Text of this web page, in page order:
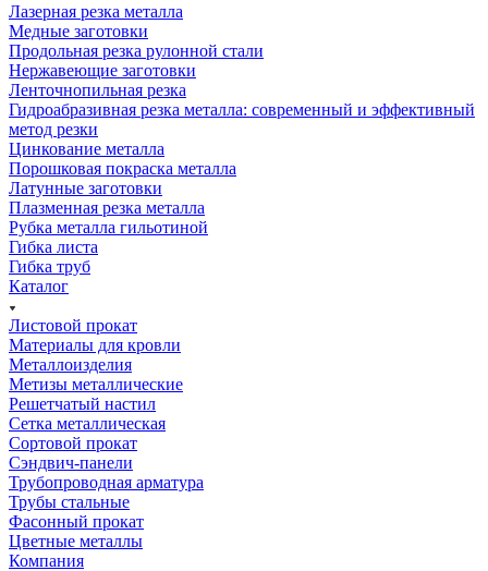
Лазерная резка металла
Медные заготовки
Продольная резка рулонной стали
Нержавеющие заготовки
Ленточнопильная резка
Гидроабразивная резка металла: современный и эффективный
метод резки
Цинкование металла
Порошковая покраска металла
Латунные заготовки
Плазменная резка металла
Рубка металла гильотиной
Гибка листа
Гибка труб
Каталог
Листовой прокат
Материалы для кровли
Металлоизделия
Метизы металлические
Решетчатый настил
Сетка металлическая
Сортовой прокат
Сэндвич-панели
Трубопроводная арматура
Трубы стальные
Фасонный прокат
Цветные металлы
Компания